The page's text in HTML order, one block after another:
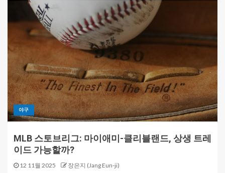
야구
MLB 스토브리그: 마이애미-클리블랜드, 상생 트레
이드 가능할까?
12 11월 2025 장은지 (Jang Eun-ji)